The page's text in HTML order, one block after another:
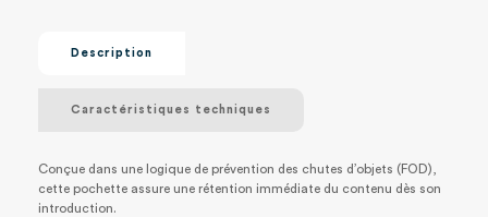
Description
Caractéristiques techniques
Conçue dans une logique de prévention des chutes d’objets (FOD),
cette pochette assure une rétention immédiate du contenu dès son
introduction.